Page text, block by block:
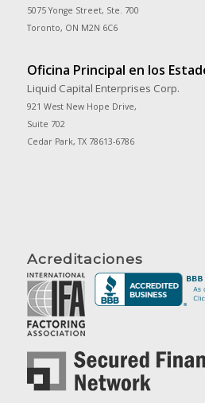
5075 Yonge Street, Ste. 700
Toronto, ON M2N 6C6
Oficina Principal en los
Liquid Capital Enterprises Corp.
921 West New Hope Drive,
Suite 702
Cedar Park, TX 78613-6786
Acreditaciones